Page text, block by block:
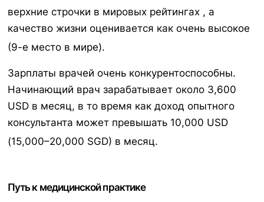
верхние строчки в мировых рейтингах , а
качество жизни оценивается как очень высокое
(9-е место в мире).
Зарплаты врачей очень конкурентоспособны.
Начинающий врач зарабатывает около 3,600
USD в месяц, в то время как доход опытного
консультанта может превышать 10,000 USD
(15,000–20,000 SGD) в месяц.
Путь к медицинской практике